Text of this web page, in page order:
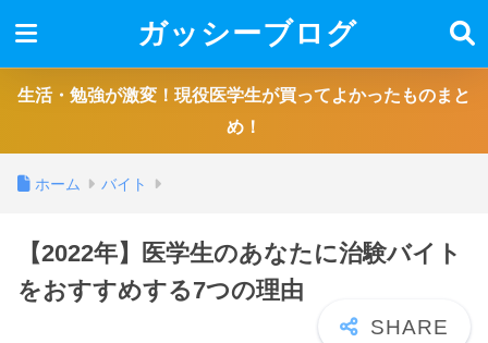
ガッシーブログ
生活・勉強が激変！現役医学生が買ってよかったものまと
め！
ホーム バイト
【2022年】医学生のあなたに治験バイト
をおすすめする7つの理由